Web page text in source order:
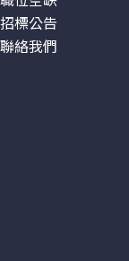
招標公告
聯絡我們